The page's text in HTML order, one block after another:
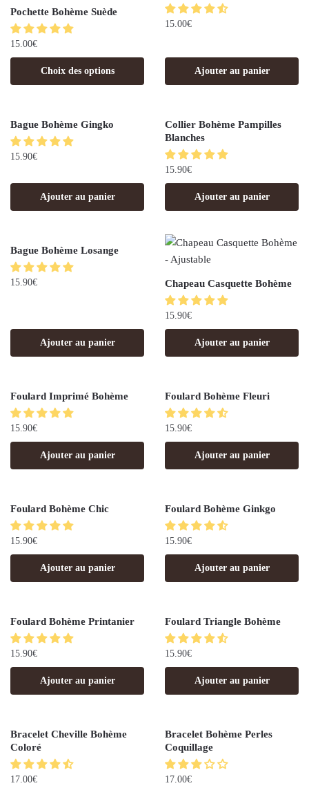
Pochette Bohème Suède
15.00€
Choix des options
15.00€
Ajouter au panier
Bague Bohème Gingko
15.90€
Ajouter au panier
Collier Bohème Pampilles
Blanches
15.90€
Ajouter au panier
Bague Bohème Losange
15.90€
Ajouter au panier
Chapeau Casquette Bohème
15.90€
Ajouter au panier
Foulard Imprimé Bohème
15.90€
Ajouter au panier
Foulard Bohème Fleuri
15.90€
Ajouter au panier
Foulard Bohème Chic
15.90€
Ajouter au panier
Foulard Bohème Ginkgo
15.90€
Ajouter au panier
Foulard Bohème Printanier
15.90€
Ajouter au panier
Foulard Triangle Bohème
15.90€
Ajouter au panier
Bracelet Cheville Bohème
Coloré
17.00€
Bracelet Bohème Perles
Coquillage
17.00€